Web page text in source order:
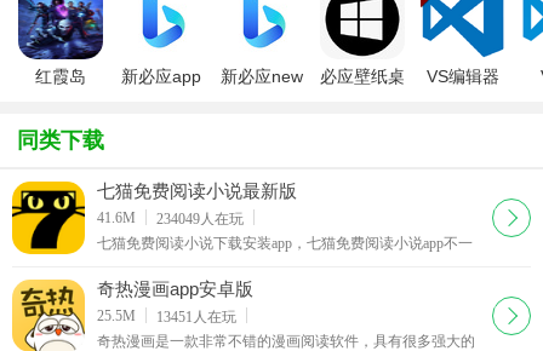
红霞岛
正版分流】
新必应app
新必应new
必应壁纸桌
VS编辑器
同类下载
七猫免费阅读小说最新版
41.6M 234049人在玩
七猫免费阅读小说下载安装app，七猫免费阅读小说app不一
看的小说通过强大搜索引擎一键搜索即可，主要的是阅读小
说还能够获取红包现金奖励哦。
下载
奇热漫画app安卓版
25.5M 13451 人在玩
奇热漫画是一款非常不错的漫画阅读软件，具有很多强大的
下载